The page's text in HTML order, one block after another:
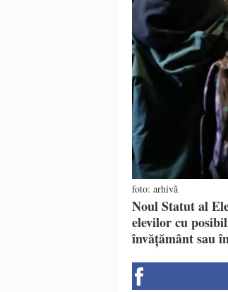
foto: arhivă
Noul Statut al
elevilor cu
învățământ sau